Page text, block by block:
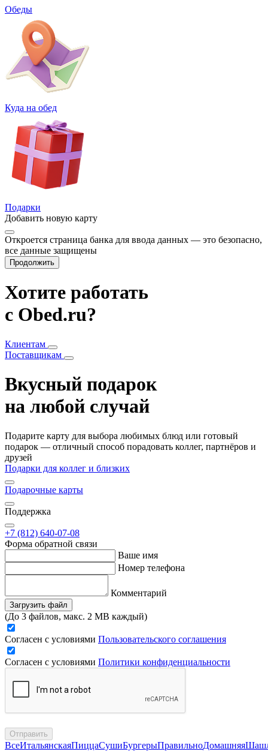
Обеды
Куда на обед
Подарки
Добавить новую карту
Откроется страница банка для ввода данных — это безопасно,
все данные защищены
Продолжить
Хотите работать
с Obed.ru?
Клиентам
Поставщикам
Вкусный подарок
на любой случай
Подарите карту для выбора любимых блюд или готовый
подарок — отличный способ порадовать коллег, партнёров и
друзей
Подарки для коллег и близких
Подарочные карты
Поддержка
+7 (812) 640-07-08
Форма обратной связи
Ваше имя
Номер телефона
Комментарий
Загрузить файл
(До 3 файлов, макс. 2 MB каждый)
Согласен с условиями Пользовательского соглашения
Согласен с условиями Политики конфиденциальности
Отправить
ВсеИтальянскаяПиццаСушиБургерыПравильноДомашняя